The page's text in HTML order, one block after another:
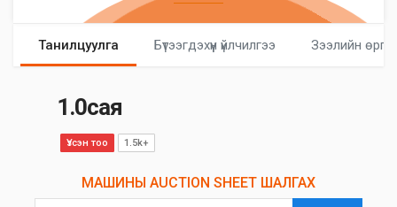
Танилцуулга Бүтээгдэхүүн үйлчилгээ Зээлийн
1.0сая
Үзсэн тоо 1.5k+
МАШИНЫ AUCTION SHEET ШАЛГАХ